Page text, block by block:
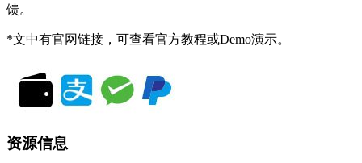
馈。
*文中有官网链接，可查看官方教程或Demo演示。
资源信息